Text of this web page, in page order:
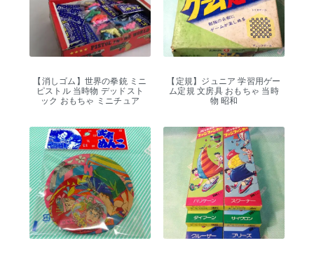
【消しゴム】世界の拳銃 ミニ
ピストル 当時物 デッドスト
ック おもちゃ ミニチュア
【定規】ジュニア 学習用ゲー
ム定規 文房具 おもちゃ 当時
物 昭和